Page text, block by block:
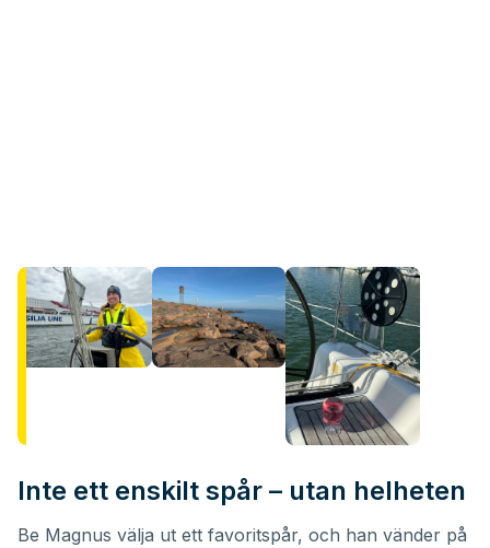
Inte ett enskilt spår – utan helheten
Be Magnus välja ut ett favoritspår, och han vänder på